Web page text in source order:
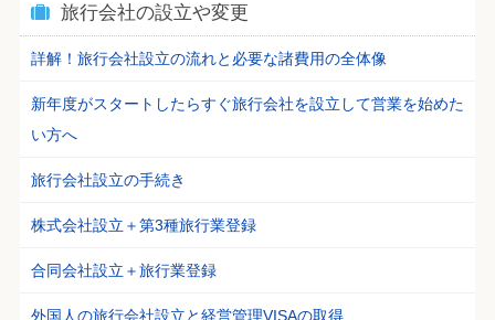
旅行会社の設立や変更
詳解！旅行会社設立の流れと必要な諸費用の全体像
新年度がスタートしたらすぐ旅行会社を設立して営業を始めた
い方へ
旅行会社設立の手続き
株式会社設立＋第3種旅行業登録
合同会社設立＋旅行業登録
外国人の旅行会社設立と経営管理VISAの取得